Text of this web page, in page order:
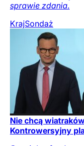
sprawie zdania.
KrajSondaż
Nie chcą
Kontrowersyjny